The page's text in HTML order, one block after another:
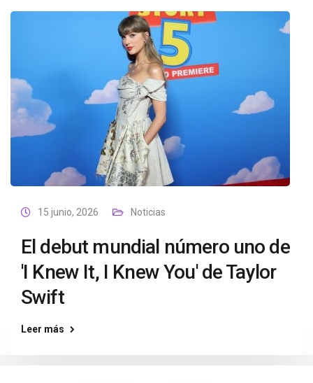
15 junio, 2026 Noticias
El debut mundial número uno de
'I Knew It, I Knew You' de Taylor
Swift
Leer más